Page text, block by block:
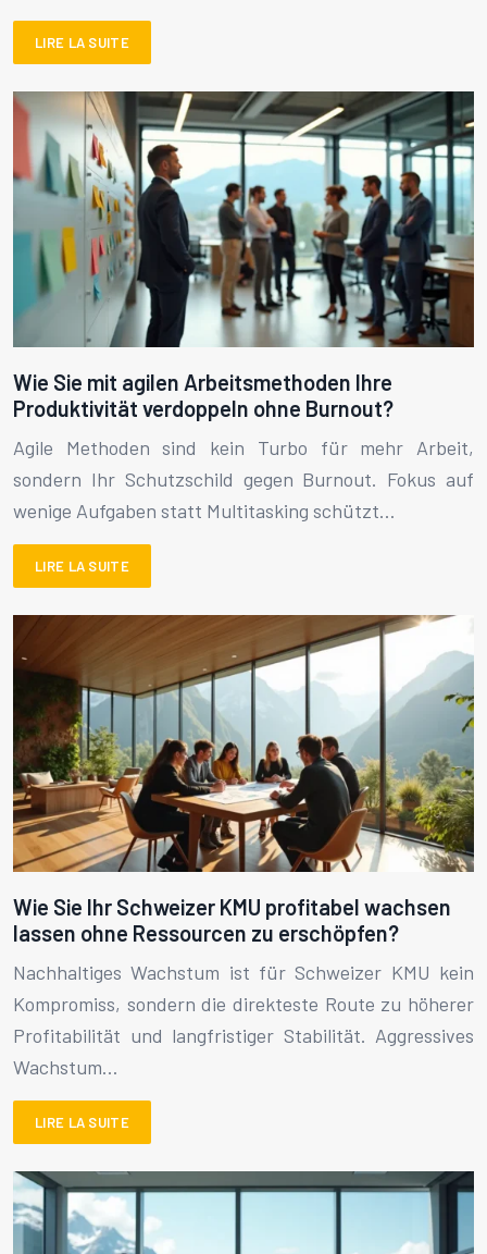
LIRE LA SUITE
Wie Sie mit agilen Arbeitsmethoden Ihre
Produktivität verdoppeln ohne Burnout?
Agile Methoden sind kein Turbo für mehr Arbeit,
sondern Ihr Schutzschild gegen Burnout. Fokus auf
wenige Aufgaben statt Multitasking schützt…
LIRE LA SUITE
Wie Sie Ihr Schweizer KMU profitabel wachsen
lassen ohne Ressourcen zu erschöpfen?
Nachhaltiges Wachstum ist für Schweizer KMU kein
Kompromiss, sondern die direkteste Route zu höherer
Profitabilität und langfristiger Stabilität. Aggressives
Wachstum…
LIRE LA SUITE